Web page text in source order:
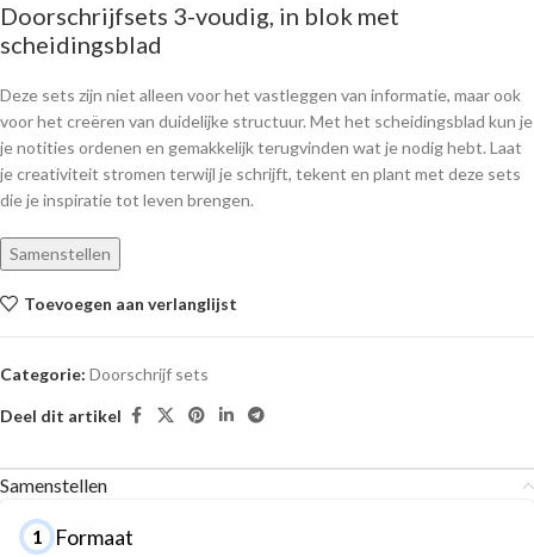
Doorschrijfsets 3-voudig, in blok met
scheidingsblad
Deze sets zijn niet alleen voor het vastleggen van informatie, maar ook
voor het creëren van duidelijke structuur. Met het scheidingsblad kun je
je notities ordenen en gemakkelijk terugvinden wat je nodig hebt. Laat
je creativiteit stromen terwijl je schrijft, tekent en plant met deze sets
die je inspiratie tot leven brengen.
Samenstellen
Toevoegen aan verlanglijst
Categorie: Doorschrijf sets
Deel dit artikel
Samenstellen
1 Formaat